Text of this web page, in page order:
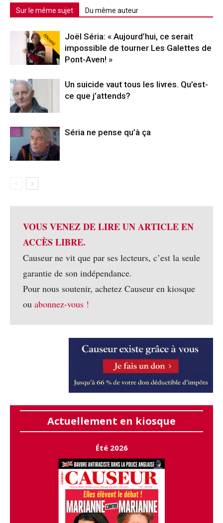
Sur le même sujet Du même auteur
Abonné
Joël Séria: « Aujourd’hui, ce serait
impossible de tourner Les Galettes de
Pont-Aven! »
Un suicide vaut tous les livres. Qu’est-
ce que j’attends?
Séria ne pense qu’à ça
VOUS VENEZ DE LIRE UN ARTICLE EN
ACCÈS LIBRE.
Causeur ne vit que par ses lecteurs, c’est la seule
garantie de son indépendance.
Pour nous soutenir, achetez Causeur en kiosque
ou abonnez-vous !
Actuellement en kiosque
Été 2026